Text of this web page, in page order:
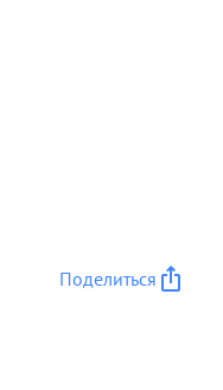
Поделиться